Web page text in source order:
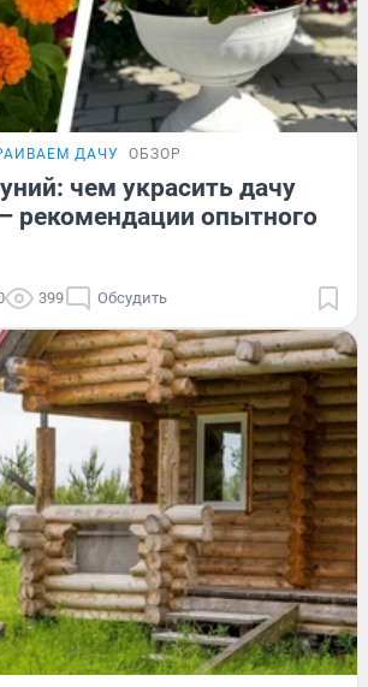
ДАЧУ ОБЗОР
чем украсить дачу
рекомендации опытного
399 Обсудить